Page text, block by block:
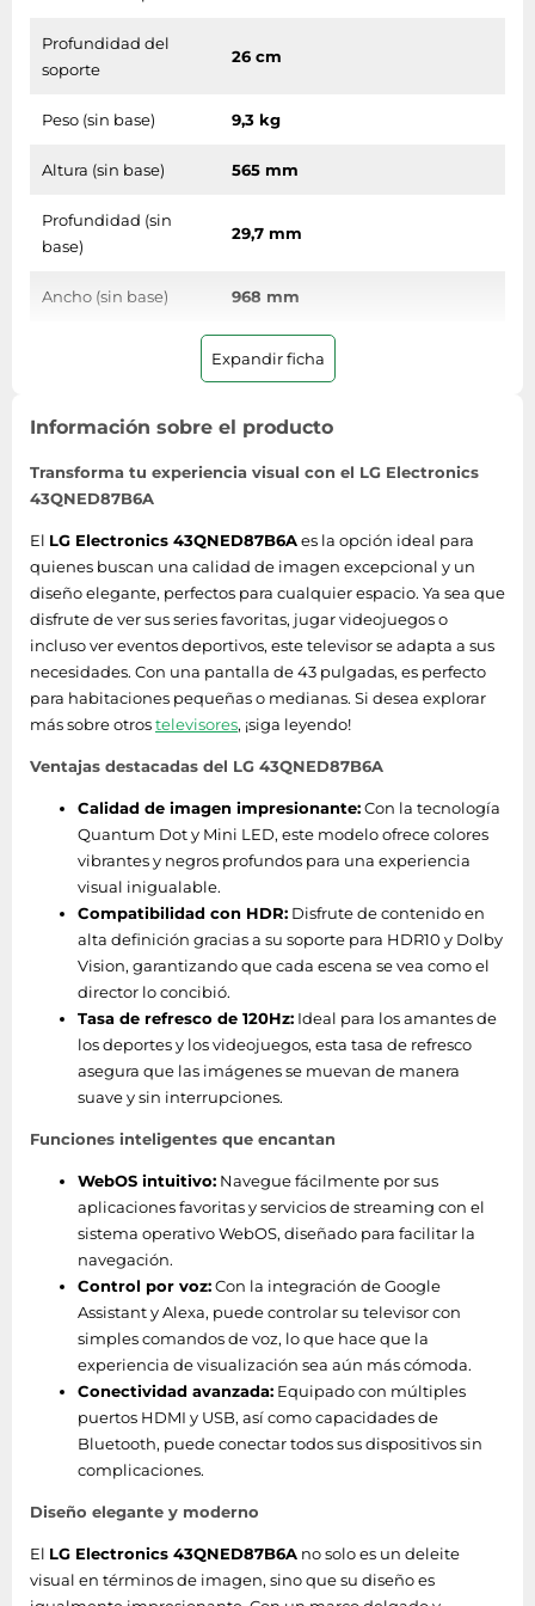
Profundidad del
soporte
26 cm
Peso (sin base) 9,3 kg
Altura (sin base) 565 mm
Profundidad (sin
base)
29,7 mm
Ancho (sin base) 968 mm
(con soporte)
Profundidad
dispositivo (con
Ancho del dispositivo
(con soporte)
968 mm
Contenido del embalaje
Tipo de control
AI Magic Remote
Si
Empaquetado
Ancho del paquete 1055 mm
Profundidad del
paquete
Altura del paquete 660 mm
Características especiales
Tecnologías LG
(AV/TV)
Dynamic QNED Color Pro, AI
Mode™, Dynamic Tone
Mapping, AI HDR Remastering,
HGiG, Game Optimiser, ALLM,
VRR, Google Cast, ThinQ™,
Compatible con Apple
HomeKit, LG Sound Sync, AI
Sound Pro, Clear Voice Pro,
Control de
Expandir ficha
Información sobre el producto
Transforma tu experiencia visual con el LG Electronics
43QNED87B6A
El LG Electronics 43QNED87B6Aes la opción ideal para
quienes buscan una calidad de imagen excepcional y un
diseño elegante, perfectos para cualquier espacio. Ya sea que
disfrute de ver sus series favoritas, jugar videojuegos o
incluso ver eventos deportivos, este televisor se adapta a sus
necesidades. Con una pantalla de 43 pulgadas, es perfecto
para habitaciones pequeñas o medianas. Si desea explorar
más sobre otrostelevisores, ¡siga leyendo!
Ventajas destacadas del LG 43QNED87B6A
Calidad de imagen impresionante:Con la tecnología
Quantum Dot y Mini LED, este modelo ofrece colores
vibrantes y negros profundos para una experiencia
visual inigualable.
Compatibilidad con HDR: Disfrute de contenido en
alta definición gracias a su soporte para HDR10 y Dolby
Vision, garantizando que cada escena se vea como el
director lo concibió.
Tasa de refresco de 120Hz: Ideal para los amantes de
los deportes y los videojuegos, esta tasa de refresco
asegura que las imágenes se muevan de manera
suave y sin interrupciones.
Funciones inteligentes que encantan
WebOS intuitivo: Navegue fácilmente por sus
aplicaciones favoritas y servicios de streaming con el
sistema operativo WebOS, diseñado para facilitar la
navegación.
Control por voz:Con la integración de Google
Assistant y Alexa, puede controlar su televisor con
simples comandos de voz, lo que hace que la
experiencia de visualización sea aún más cómoda.
Conectividad avanzada: Equipado con múltiples
puertos HDMI y USB, así como capacidades de
Bluetooth, puede conectar todos sus dispositivos sin
complicaciones.
Diseño elegante y moderno
El LG Electronics 43QNED87B6A no solo es un deleite
visual en términos de imagen, sino que su diseño es